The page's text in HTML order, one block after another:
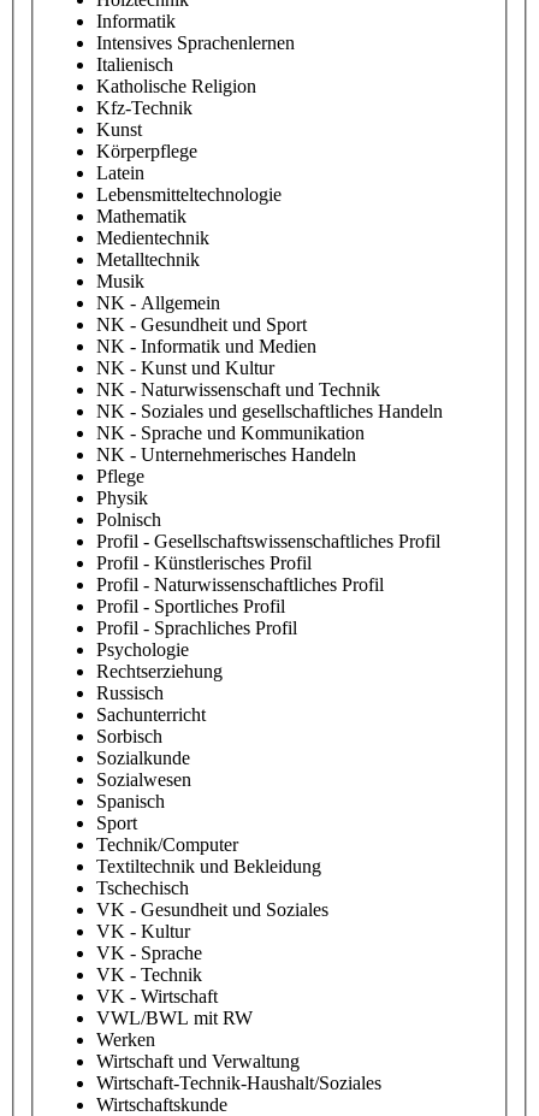
Informatik
Intensives Sprachenlernen
Italienisch
Katholische Religion
Kfz-Technik
Kunst
Körperpflege
Latein
Lebensmitteltechnologie
Mathematik
Medientechnik
Metalltechnik
Musik
NK - Allgemein
NK - Gesundheit und Sport
NK - Informatik und Medien
NK - Kunst und Kultur
NK - Naturwissenschaft und Technik
NK - Soziales und gesellschaftliches Handeln
NK - Sprache und Kommunikation
NK - Unternehmerisches Handeln
Pflege
Physik
Polnisch
Profil - Gesellschaftswissenschaftliches Profil
Profil - Künstlerisches Profil
Profil - Naturwissenschaftliches Profil
Profil - Sportliches Profil
Profil - Sprachliches Profil
Psychologie
Rechtserziehung
Russisch
Sachunterricht
Sorbisch
Sozialkunde
Sozialwesen
Spanisch
Sport
Technik/Computer
Textiltechnik und Bekleidung
Tschechisch
VK - Gesundheit und Soziales
VK - Kultur
VK - Sprache
VK - Technik
VK - Wirtschaft
VWL/BWL mit RW
Werken
Wirtschaft und Verwaltung
Wirtschaft-Technik-Haushalt/Soziales
Wirtschaftskunde